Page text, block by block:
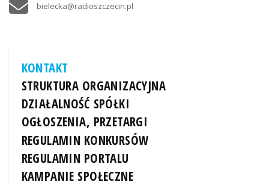
bielecka@radioszczecin.pl
KONTAKT
STRUKTURA ORGANIZACYJNA
DZIAŁALNOŚĆ SPÓŁKI
OGŁOSZENIA, PRZETARGI
REGULAMIN KONKURSÓW
REGULAMIN PORTALU
KAMPANIE SPOŁECZNE